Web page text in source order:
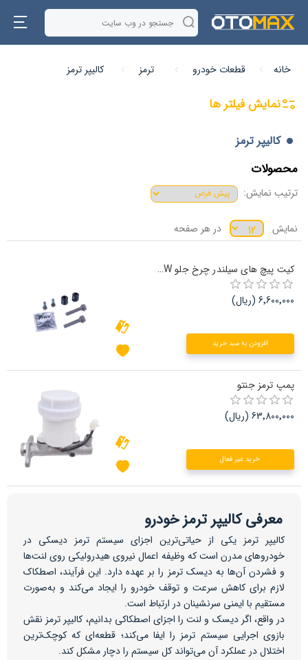
خانه قطعات خودرو ترمز کالیپر ترمز
نمایش فیلتر ها
کالیپر ترمز
محصولات
ترتیب نمایش:
نمایش در هر صفحه
کیت پیچ های سیلندر چرخ جلو TRW رنو ال 90
6٬600٬000 (ریال)
افزودن به سبد خرید
پمپ ترمز جنتو
63٬800٬000 (ریال)
خرید غیر فعال
معرفی کالیپر ترمز خودرو
کالیپر ترمز یکی از حیاتی‌ترین اجزای سیستم ترمز دیسکی در
خودروهای مدرن است که وظیفه اعمال نیروی هیدرولیکی روی لنت‌ها
و فشردن آن‌ها به دیسک ترمز را بر عهده دارد. این فرآیند، اصطکاک
لازم برای کاهش سرعت و توقف خودرو را ایجاد می‌کند و به‌صورت
مستقیم با ایمنی سرنشینان در ارتباط است.
در واقع، اگر دیسک و لنت را اجزای اصطکاکی بدانیم، کالیپر ترمز نقش
بازوی اجرایی سیستم ترمز را ایفا می‌کند؛ قطعه‌ای که کوچک‌ترین
اختلال در عملکرد آن می‌تواند کل سیستم را دچار مشکل کند.